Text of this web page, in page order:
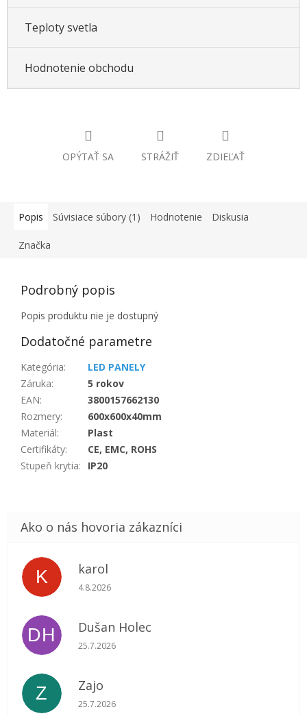
Teploty svetla
Hodnotenie obchodu
OPÝTAŤ SA STRÁŽIŤ ZDIEĽAŤ
Popis Súvisiace súbory (1) Hodnotenie Diskusia
Značka
Podrobný popis
Popis produktu nie je dostupný
Dodatočné parametre
Kategória:
LED PANELY
Záruka:
5 rokov
EAN:
3800157662130
Rozmery:
600x600x40mm
Materiál:
Plast
Certifikáty:
CE, EMC, ROHS
Stupeň krytia: IP20
K karol
Hodnotenie obchodu je 5 z 5 hviezdičiek.
4.8.2026
DH Dušan Holec
Hodnotenie obchodu je 5 z 5 hviezdičiek.
25.7.2026
Z Zajo
Hodnotenie obchodu je 5 z 5 hviezdičiek.
25.7.2026